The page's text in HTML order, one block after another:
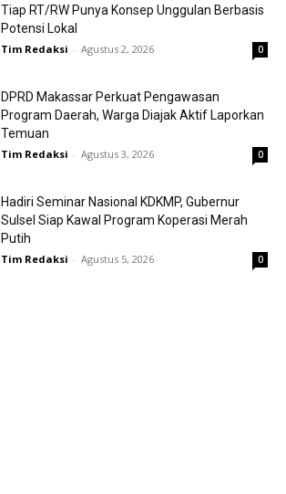
Tiap RT/RW Punya Konsep Unggulan Berbasis
Potensi Lokal
Tim Redaksi - Agustus 2, 2026 0
DPRD Makassar Perkuat Pengawasan
Program Daerah, Warga Diajak Aktif Laporkan
Temuan
Tim Redaksi - Agustus 3, 2026 0
Hadiri Seminar Nasional KDKMP, Gubernur
Sulsel Siap Kawal Program Koperasi Merah
Putih
Tim Redaksi - Agustus 5, 2026 0